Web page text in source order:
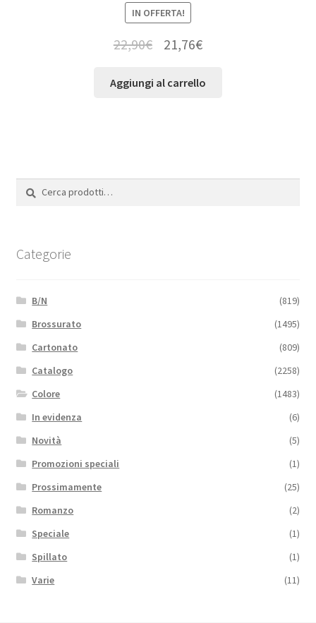
IN OFFERTA!
22,90€ 21,76€
Aggiungi al carrello
Cerca:
Cerca
Categorie
B/N
(819)
Brossurato
(1495)
Cartonato
(809)
Catalogo
(2258)
Colore
(1483)
In evidenza
(6)
Novità
(5)
Promozioni speciali
(1)
Prossimamente
(25)
Romanzo
(2)
Speciale
(1)
Spillato
(1)
Varie
(11)